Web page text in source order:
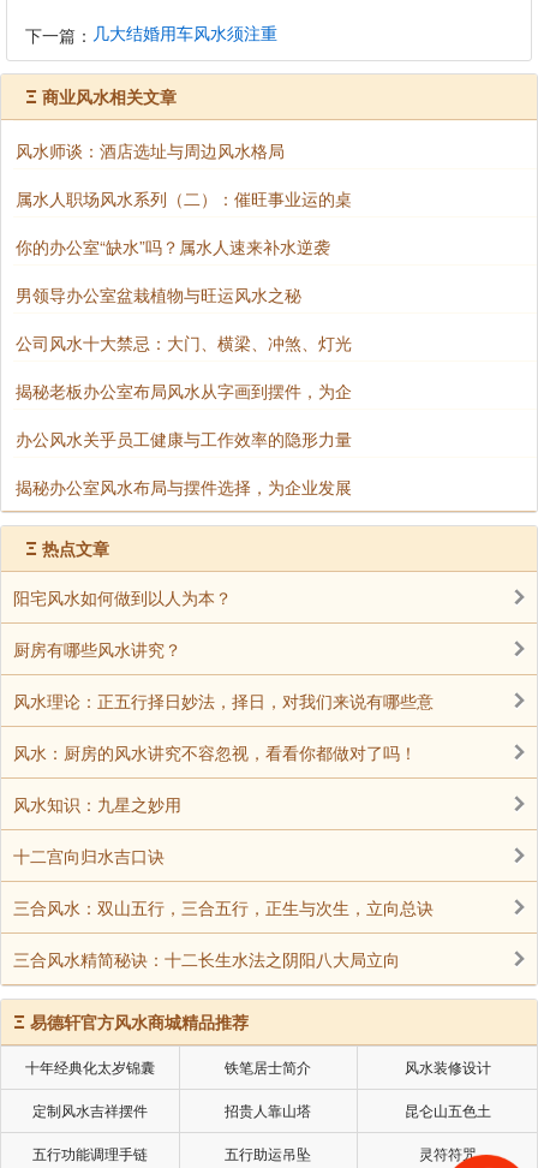
好的哦，
在办公室的大门摆放植物的风水是非常好的。大门，
为招财纳福之口。适当在大门旁摆上一些风水植物，能
起到很好的招财作用。在选择风水植物时，要根据店主
金、水，那么选择五行属土的仙人掌、属金的金钱树、
属水的开运竹可以带来好运。
声明：部分内容来于网络，如有侵权，请联系我们删除！以上内容，并
下一篇： 几大结婚用车风水须注重
Ξ 商业风水相关文章
风水师谈：酒店选址与周边风水格局
属水人职场风水系列（二）：催旺事业运的桌
你的办公室“缺水”吗？属水人速来补水逆袭
男领导办公室盆栽植物与旺运风水之秘
公司风水十大禁忌：大门、横梁、冲煞、灯光
揭秘老板办公室布局风水从字画到摆件，为企
办公风水关乎员工健康与工作效率的隐形力量
揭秘办公室风水布局与摆件选择，为企业发展
Ξ 热点文章
阳宅风水如何做到以人为本？
厨房有哪些风水讲究？
风水理论：正五行择日妙法，择日，对我们来说有哪些意
风水：厨房的风水讲究不容忽视，看看你都做对了吗！
风水知识：九星之妙用
十二宫向归水吉口诀
三合风水：双山五行，三合五行，正生与次生，立向总诀
三合风水精简秘诀：十二长生水法之阴阳八大局立向
Ξ 易德轩官方风水商城精品推荐
十年经典化太岁锦囊 铁笔居士简介 风水装修设计
定制风水吉祥摆件 招贵人靠山塔 昆仑山五色土
五行功能调理手链 五行助运吊坠 灵符符咒